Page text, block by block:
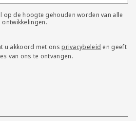
op de hoogte gehouden worden van alle
u akkoord met onsprivacybeleid en geeft
van ons te ontvangen.